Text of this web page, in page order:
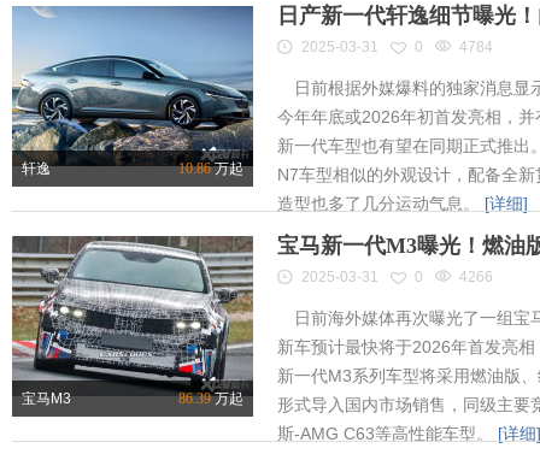
轩逸 10.86万起
日产新一代轩逸细节曝光
2025-03-31 0 4784
日前根据外媒爆料的独家消息显
今年年底或2026年初首发亮相，
新一代车型也有望在同期正式推出
N7车型相似的外观设计，配备全
造型也多了几分运动气息。 [详细]
宝马M3 86.39万起
宝马新一代M3曝光！燃油
2025-03-31 0 4266
日前海外媒体再次曝光了一组宝
新车预计最快将于2026年首发亮
新一代M3系列车型将采用燃油版
形式导入国内市场销售，同级主要
斯-AMG C63等高性能车型。 [详细]